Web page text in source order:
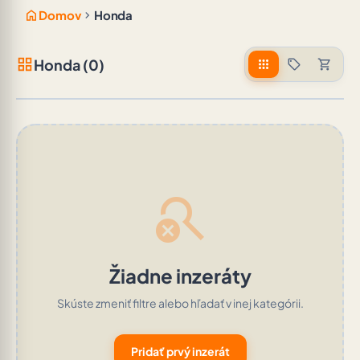
home Domov chevron_right Honda
grid_viewHonda (0) apps sell shopping_cart
search_off
Žiadne inzeráty
Skúste zmeniť filtre alebo hľadať v inej kategórii.
Pridať prvý inzerát